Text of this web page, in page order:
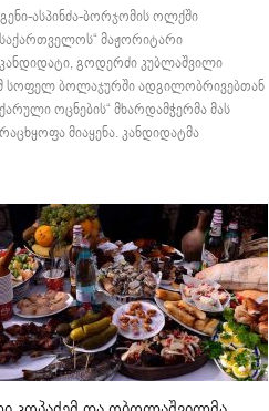
ასპინძა-ბორჯომის ოლქში
მაჟორიტარი
გოდერძი კუბლაშვილი
სოფელ ბოლაჯურში ადგილობრივებთან
ოცნების“ მხარდამჭერმა მას
მიაყენა. კანდიდატმა